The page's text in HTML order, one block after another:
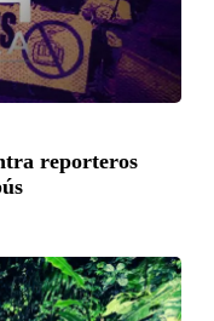
reporteros